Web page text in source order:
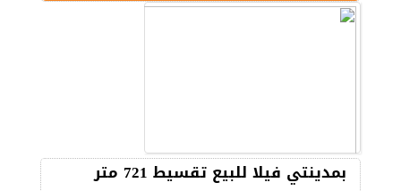
بمدينتي فيلا للبيع تقسيط 721 متر